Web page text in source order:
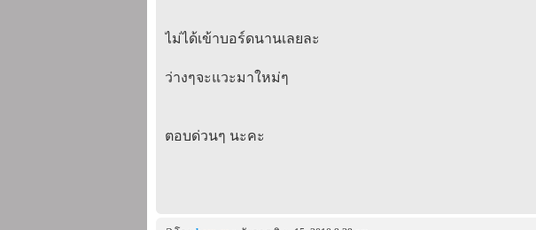
ไม่ได้เข้าบอร์ดนานเลยละ
ว่างๆจะแวะมาใหม่ๆ
ตอบด่วนๆ นะคะ